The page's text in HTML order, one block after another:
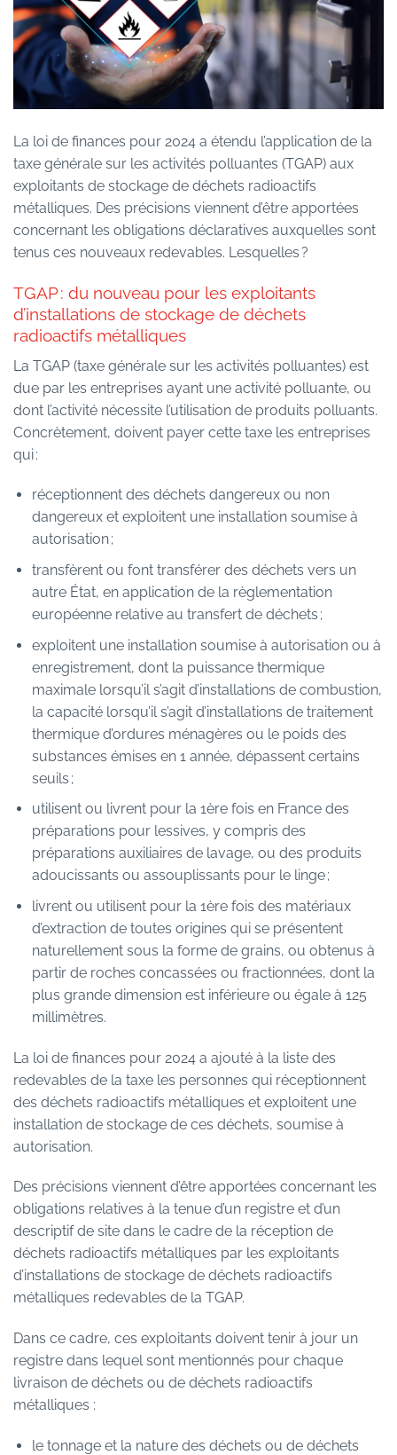
La loi de finances pour 2024 a étendu l’application de la
taxe générale sur les activités polluantes (TGAP) aux
exploitants de stockage de déchets radioactifs
métalliques. Des précisions viennent d’être apportées
concernant les obligations déclaratives auxquelles sont
tenus ces nouveaux redevables. Lesquelles ?
TGAP : du nouveau pour les exploitants
d’installations de stockage de déchets
radioactifs métalliques
La TGAP (taxe générale sur les activités polluantes) est
due par les entreprises ayant une activité polluante, ou
dont l’activité nécessite l’utilisation de produits polluants.
Concrètement, doivent payer cette taxe les entreprises
qui :
réceptionnent des déchets dangereux ou non
dangereux et exploitent une installation soumise à
autorisation ;
transfèrent ou font transférer des déchets vers un
autre État, en application de la règlementation
européenne relative au transfert de déchets ;
exploitent une installation soumise à autorisation ou à
enregistrement, dont la puissance thermique
maximale lorsqu’il s’agit d’installations de combustion,
la capacité lorsqu’il s’agit d’installations de traitement
thermique d’ordures ménagères ou le poids des
substances émises en 1 année, dépassent certains
seuils ;
utilisent ou livrent pour la 1ère fois en France des
préparations pour lessives, y compris des
préparations auxiliaires de lavage, ou des produits
adoucissants ou assouplissants pour le linge ;
livrent ou utilisent pour la 1ère fois des matériaux
d’extraction de toutes origines qui se présentent
naturellement sous la forme de grains, ou obtenus à
partir de roches concassées ou fractionnées, dont la
plus grande dimension est inférieure ou égale à 125
millimètres.
La loi de finances pour 2024 a ajouté à la liste des
redevables de la taxe les personnes qui réceptionnent
des déchets radioactifs métalliques et exploitent une
installation de stockage de ces déchets, soumise à
autorisation.
Des précisions viennent d’être apportées concernant les
obligations relatives à la tenue d’un registre et d’un
descriptif de site dans le cadre de la réception de
déchets radioactifs métalliques par les exploitants
d’installations de stockage de déchets radioactifs
métalliques redevables de la TGAP.
Dans ce cadre, ces exploitants doivent tenir à jour un
registre dans lequel sont mentionnés pour chaque
livraison de déchets ou de déchets radioactifs
métalliques :
le tonnage et la nature des déchets ou de déchets